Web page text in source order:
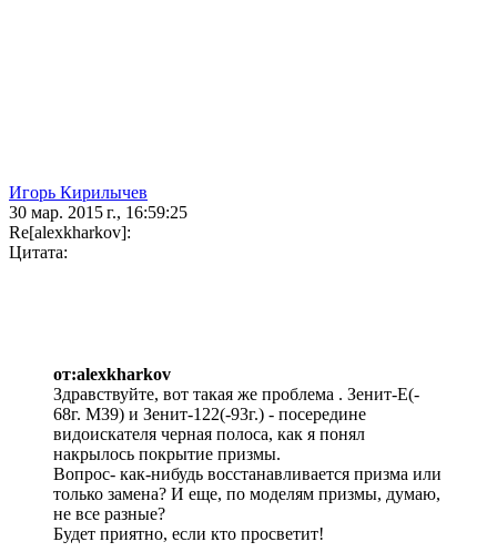
Игорь Кирилычев
30 мар. 2015 г., 16:59:25
Re[alexkharkov]:
Цитата:
от:alexkharkov
Здравствуйте, вот такая же проблема . Зенит-Е(-
68г. М39) и Зенит-122(-93г.) - посередине
видоискателя черная полоса, как я понял
накрылось покрытие призмы.
Вопрос- как-нибудь восстанавливается призма или
только замена? И еще, по моделям призмы, думаю,
не все разные?
Будет приятно, если кто просветит!